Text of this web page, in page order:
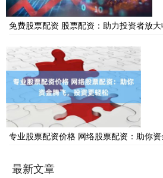
免费股票配资 股票配资：助力投资者放
专业股票配资价格 网络股票配资：助你
最新文章